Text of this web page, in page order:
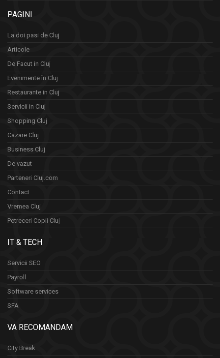
PAGINI
La doi pasi de Cluj
Articole
De Facut in Cluj
Evenimente în Cluj
Restaurante in Cluj
Servicii in Cluj
Shopping Cluj
Cazare Cluj
Business Cluj
De vazut
Parteneri Cluj.com
Contact
Vremea Cluj
Petreceri Copii Cluj
IT & TECH
Servicii SEO
Payroll
Software services
SFA
VA RECOMANDAM
City Break